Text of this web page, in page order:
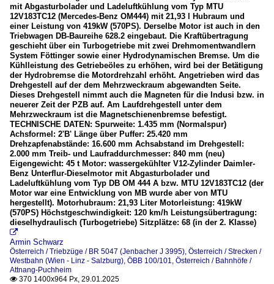
mit Abgasturbolader und Ladeluftkühlung vom Typ MTU
12V183TC12 (Mercedes-Benz OM444) mit 21,93 l Hubraum und
einer Leistung von 419kW (570PS). Derselbe Motor ist auch in den
Triebwagen DB-Baureihe 628.2 eingebaut. Die Kraftübertragung
geschieht über ein Turbogetriebe mit zwei Drehmomentwandlern
System Föttinger sowie einer Hydrodynamischen Bremse. Um die
Kühlleistung des Getriebeöles zu erhöhen, wird bei der Betätigung
der Hydrobremse die Motordrehzahl erhöht. Angetrieben wird das
Drehgestell auf der dem Mehrzweckraum abgewandten Seite.
Dieses Drehgestell nimmt auch die Magneten für die Indusi bzw. in
neuerer Zeit der PZB auf. Am Laufdrehgestell unter dem
Mehrzweckraum ist die Magnetschienenbremse befestigt.
TECHNISCHE DATEN: Spurweite: 1.435 mm (Normalspur)
Achsformel: 2'B' Länge über Puffer: 25.420 mm
Drehzapfenabstände: 16.600 mm Achsabstand im Drehgestell:
2.000 mm Treib- und Laufraddurchmesser: 840 mm (neu)
Eigengewicht: 45 t Motor: wassergekühlter V12-Zylinder Daimler-
Benz Unterflur-Dieselmotor mit Abgasturbolader und
Ladeluftkühlung vom Typ DB OM 444 A bzw. MTU 12V183TC12 (der
Motor war eine Entwicklung von MB wurde aber von MTU
hergestellt). Motorhubraum: 21,93 Liter Motorleistung: 419kW
(570PS) Höchstgeschwindigkeit: 120 km/h Leistungsübertragung:
dieselhydraulisch (Turbogetriebe) Sitzplätze: 68 (in der 2. Klasse)

Armin Schwarz
Österreich / Triebzüge / BR 5047 (Jenbacher J 3995), Österreich / Strecken /
Westbahn (Wien - Linz - Salzburg), ÖBB 100/101, Österreich / Bahnhöfe /
Attnang-Puchheim
 370 1400x964 Px, 29.01.2025